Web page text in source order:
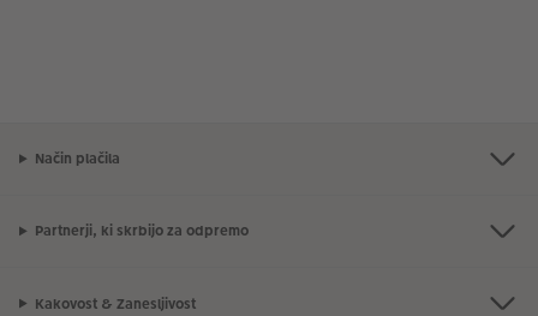
Način plačila
Partnerji, ki skrbijo za odpremo
Kakovost & Zanesljivost